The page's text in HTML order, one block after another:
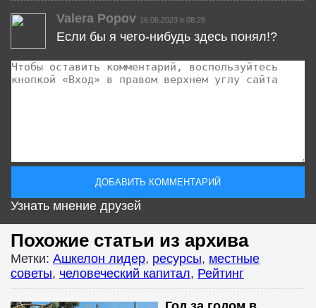
Valera Popov 16.06.2023 в 08:28
Если бы я чего-нибудь здесь понял!?
Узнать мнение друзей
Похожие статьи из архива
Метки: Ашкелон лидер, ресурсы, местные
советы, человеческий капитал, Рейтинг